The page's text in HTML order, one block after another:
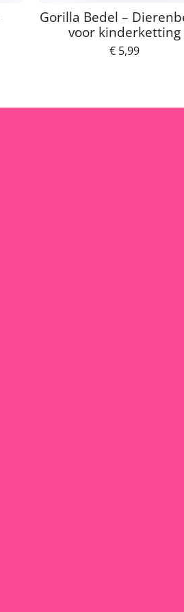
Gorilla Bedel –
voor kinderketting
€ 5,99